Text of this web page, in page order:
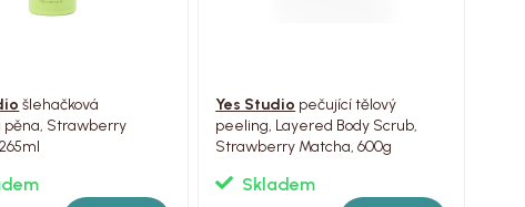
šlehačková
pěna, Strawberry
Yes Studio pečující tělový
peeling, Layered Body Scrub,
Strawberry Matcha, 600g
Skladem